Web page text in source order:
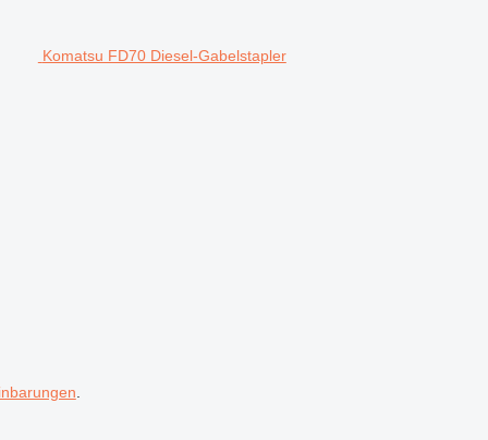
Komatsu FD70 Diesel-Gabelstapler